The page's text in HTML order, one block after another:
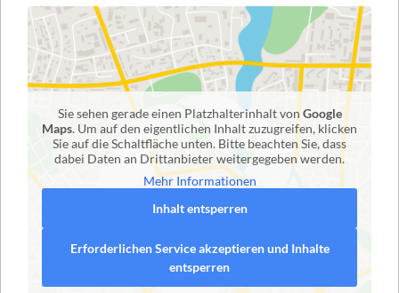
Sie sehen gerade einen Platzhalterinhalt von Google
Maps. Um auf den eigentlichen Inhalt zuzugreifen, klicken
Sie auf die Schaltfläche unten. Bitte beachten Sie, dass
dabei Daten an Drittanbieter weitergegeben werden.
Mehr Informationen
Inhalt entsperren
Erforderlichen Service akzeptieren und Inhalte
entsperren